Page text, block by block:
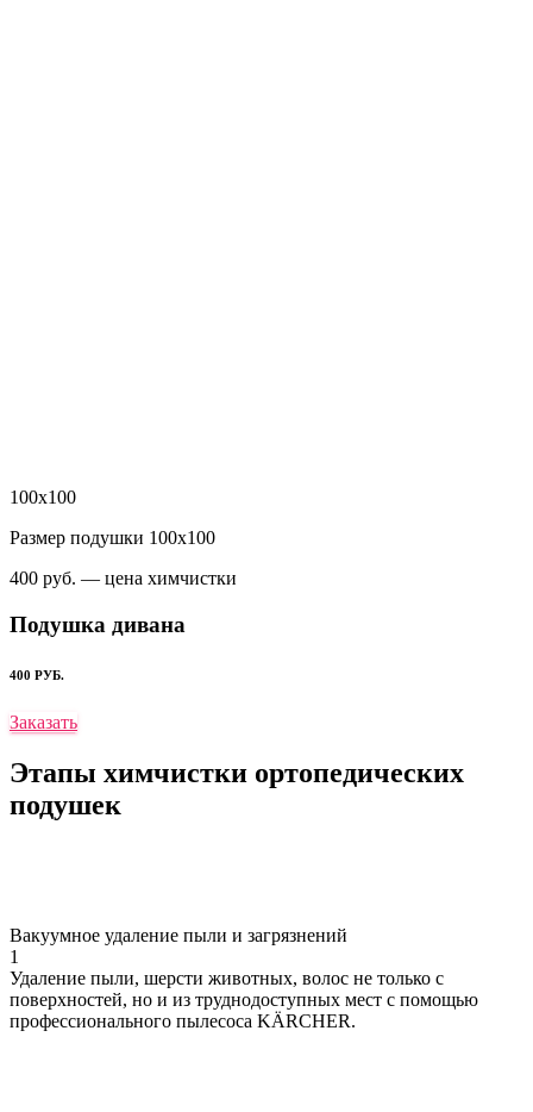
100х100
Размер подушки 100х100
400 руб. — цена химчистки
Подушка дивана
400 РУБ.
Заказать
Этапы химчистки ортопедических
подушек
Вакуумное удаление пыли и загрязнений
1
Удаление пыли, шерсти животных, волос не только с
поверхностей, но и из труднодоступных мест с помощью
профессионального пылесоса KÄRCHER.